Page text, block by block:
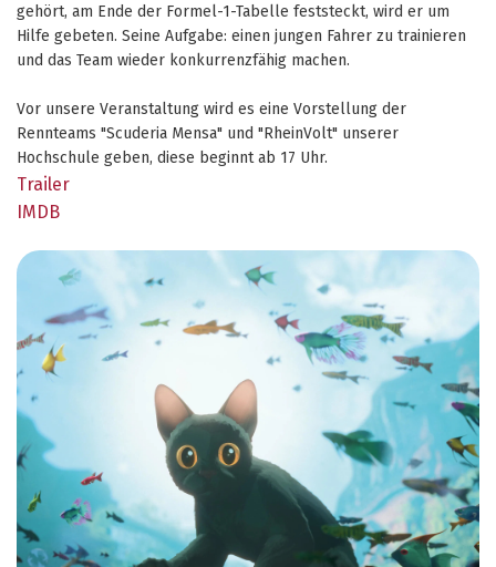
gehört, am Ende der Formel-1-Tabelle feststeckt, wird er um
Hilfe gebeten. Seine Aufgabe: einen jungen Fahrer zu trainieren
und das Team wieder konkurrenzfähig machen.
Vor unsere Veranstaltung wird es eine Vorstellung der
Rennteams "Scuderia Mensa" und "RheinVolt" unserer
Hochschule geben, diese beginnt ab 17 Uhr.
Trailer
IMDB